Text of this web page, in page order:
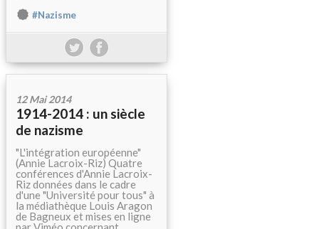
#Nazisme
12 Mai 2014
1914-2014 : un siècle
de nazisme
"L'intégration européenne"
(Annie Lacroix-Riz) Quatre
conférences d'Annie Lacroix-
Riz données dans le cadre
d'une "Université pour tous" à
la médiathèque Louis Aragon
de Bagneux et mises en ligne